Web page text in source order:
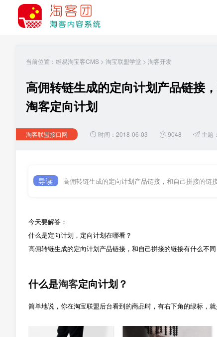
当前位置： 维易淘宝客CMS > 淘宝联盟学堂 > 淘客开发
高佣转链生成的定向计划产品链接
淘客定向计划
淘客联盟接口网 时间：2018-06-03 9048 主题：
导读 高佣转链生成的定向计划产品链接，和自己拼接的链
今天要解答：
什么是定向计划，定向计划在哪看？
高佣转链生成的定向计划产品链接，和自己拼接的链接有什么不同
什么是淘客定向计划？
简单地说，你在淘宝联盟后台看到的商品时，有右下角的绿标，就